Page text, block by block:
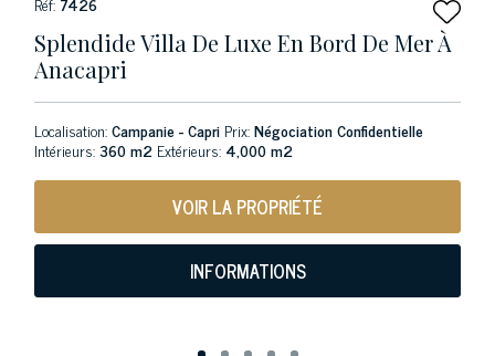
Splendide Villa De Luxe En Bord De Mer À
Anacapri
Localisation:Campanie - Capri Prix:Négociation Confidentielle
Intérieurs:360 m2 Extérieurs: 4,000 m2
VOIR LA PROPRIÉTÉ
INFORMATIONS